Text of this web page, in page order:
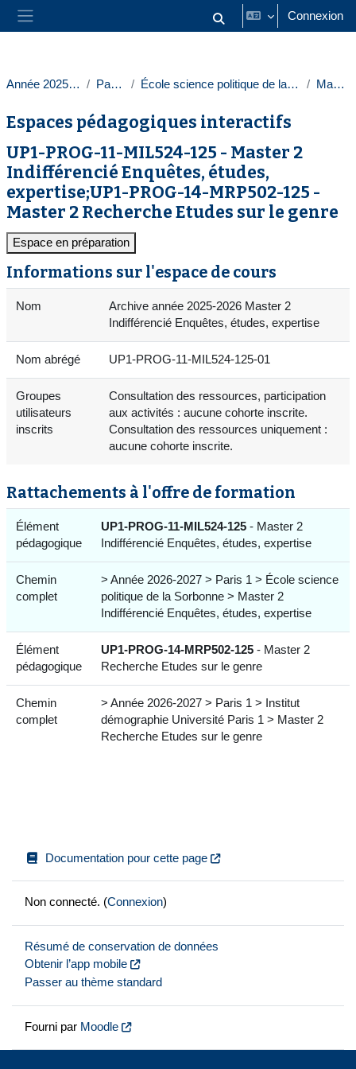
Passer au contenu principal
Panneau latéral Activer/désactiver la saisie
Connexion
Année 2025-2026 Paris 1 École science politique de la Sorbonne Masters
Espaces pédagogiques interactifs
UP1-PROG-11-MIL524-125 - Master 2
Indifférencié Enquêtes, études,
expertise;UP1-PROG-14-MRP502-125 -
Master 2 Recherche Etudes sur le genre
Espace en préparation
Informations sur l'espace de cours
Nom
Archive année 2025-2026 Master 2
Indifférencié Enquêtes, études, expertise
Nom abrégé UP1-PROG-11-MIL524-125-01
Groupes
utilisateurs
inscrits
Consultation des ressources, participation
aux activités : aucune cohorte inscrite.
Consultation des ressources uniquement :
aucune cohorte inscrite.
Rattachements à l'offre de formation
Élément
pédagogique
UP1-PROG-11-MIL524-125 - Master 2
Indifférencié Enquêtes, études, expertise
Chemin
complet
> Année 2026-2027 > Paris 1 > École science
politique de la Sorbonne > Master 2
Indifférencié Enquêtes, études, expertise
Élément
pédagogique
UP1-PROG-14-MRP502-125 - Master 2
Recherche Etudes sur le genre
Chemin
complet
> Année 2026-2027 > Paris 1 > Institut
démographie Université Paris 1 > Master 2
Recherche Etudes sur le genre
Documentation pour cette page
Non connecté. (Connexion)
Résumé de conservation de données
Obtenir l’app mobile
Passer au thème standard
Fourni par Moodle